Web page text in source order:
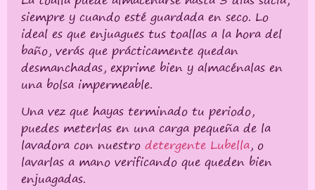
siempre y cuando esté guardada en seco. Lo
ideal es que enjuagues tus toallas a la hora del
baño, verás que prácticamente quedan
desmanchadas, exprime bien y almacénalas en
una bolsa impermeable.
Una vez que hayas terminado tu periodo,
puedes meterlas en una carga pequeña de la
lavadora con nuestro detergente Lubella, o
lavarlas a mano verificando que queden bien
enjuagadas.